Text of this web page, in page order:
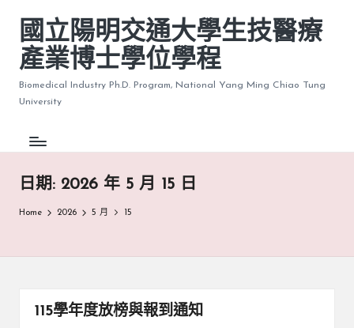
國立陽明交通大學生技醫療
產業博士學位學程
Biomedical Industry Ph.D. Program, National Yang Ming Chiao Tung
University
日期: 2026 年 5 月 15 日
Home 2026 5 月 15
115學年度放榜與報到通知